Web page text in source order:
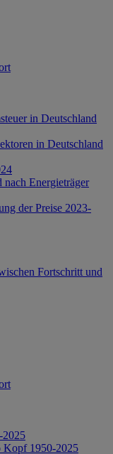
in Deutschland
in Deutschland
nach Energieträger
der Preise 2023-
Fortschritt und
2025
Kopf 1950-2025